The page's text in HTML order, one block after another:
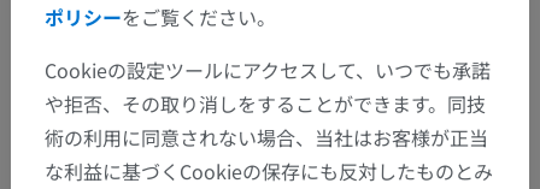
ポリシーをご覧ください。
Cookieの設定ツールにアクセスして、いつでも承諾
や拒否、その取り消しをすることができます。同技
術の利用に同意されない場合、当社はお客様が正当
な利益に基づくCookieの保存にも反対したものとみ